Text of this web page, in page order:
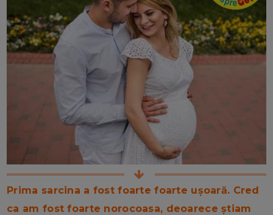
Prima sarcina a fost foarte foarte ușoară. Cred
ca am fost foarte norocoasa, deoarece știam